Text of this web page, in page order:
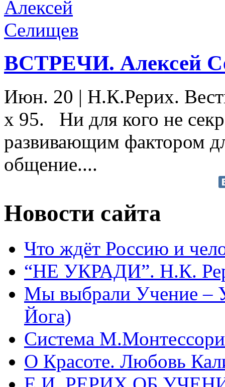
ВСТРЕЧИ. Алексей
Июн. 20 | Н.К.Рерих.
x 95. Ни для кого не
развивающим фактором
общение....
Новости сайта
Что ждёт Россию и
“НЕ УКРАДИ”. Н.К.
Мы выбрали Учение –
Йога)
Система М.Монтессори
О Красоте. Любовь